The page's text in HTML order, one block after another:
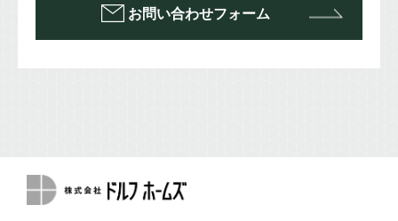
お問い合わせフォーム